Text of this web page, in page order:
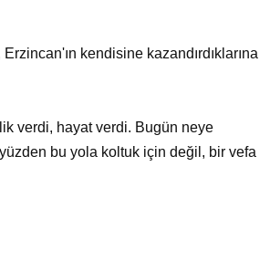
kendisine kazandırdıklarına
verdi, hayat verdi. Bugün neye
bu yola koltuk için değil, bir vefa